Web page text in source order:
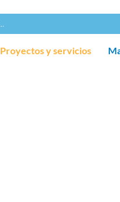
Proyectos y servicios